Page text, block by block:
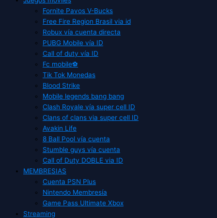
Fornite Pavos V-Bucks
Free Fire Region Brasil via id
Robux vía cuenta directa
PUBG Mobile vía ID
Call of duty vía ID
Fc mobile⚽
Tik Tok Monedas
Blood Strike
Mobile legends bang bang
Clash Royale vía super cell ID
Clans of clans via super cell ID
Avakin Life
8 Ball Pool vía cuenta
Stumble guys vía cuenta
Call of Duty DOBLE via ID
MEMBRESIAS
Cuenta PSN Plus
Nintendo Membresía
Game Pass Ultimate Xbox
Streaming